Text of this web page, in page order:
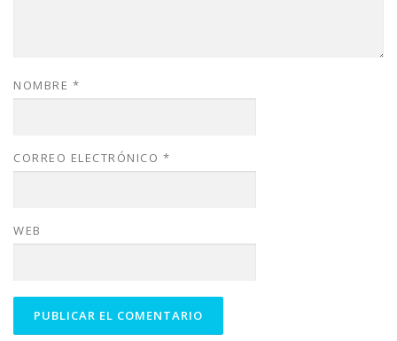
NOMBRE *
CORREO ELECTRÓNICO *
WEB